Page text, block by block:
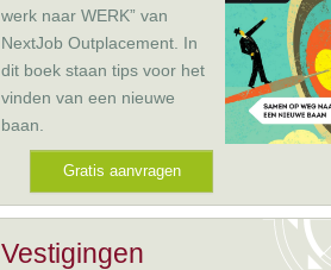
werk naar WERK” van
NextJob Outplacement. In
dit boek staan tips voor het
vinden van een nieuwe
baan.
Gratis aanvragen
Vestigingen